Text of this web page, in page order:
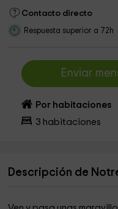
Contacto directo
Respuesta superior a 72h
Enviar
Por habitaciones
3 habitaciones
Descripción de